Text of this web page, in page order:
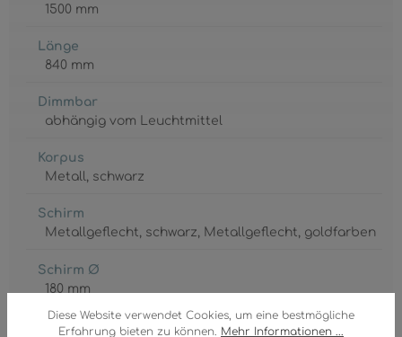
Diese Website verwendet Cookies, um eine bestmögliche
Erfahrung bieten zu können. Mehr Informationen ...
1500 mm
Länge
840 mm
Dimmbar
abhängig vom Leuchtmittel
Korpus
Metall, schwarz
Schirm
Metallgeflecht, schwarz, Metallgeflecht, goldfarben
Schirm Ø
180 mm
GTIN/EAN: